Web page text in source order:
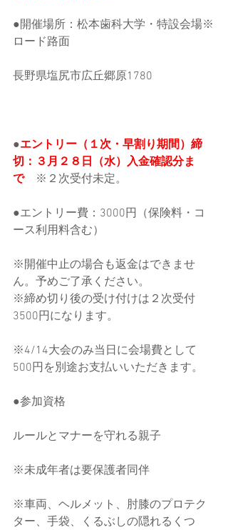
●開催場所：松本歯科大学・特設会場※
ロード路面
長野県塩尻市広丘郷原1780
●エントリー（１次・早割り期間）締
切：３月２８日（水）入金確認分ま
で ※２次受付未定。
●エントリー費：3000円（保険料・コ
ース利用料含む）
※開催中止の場合も返金はできませ
ん。予めご了承ください。
※締め切り後の受け付けは２次受付
3500円になります。
※4/14大会のみ当日に会場費として
500円を別途お支払いいただきます。
●参加資格
ルールとマナーを守れる親子
※未成年者は要保護者同伴
※車両、ヘルメット、肘膝のプロテク
ター、手袋、くるぶしの隠れるくつ